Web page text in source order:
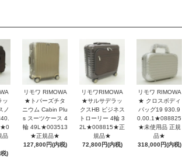
ッ
ノ
品
)
リモワ RIMOWA
★トパーズチタ
ニウム Cabin Plu
s スーツケース 4
輪 49L★003513
★正規品★
127,800円(内税)
リモワRIMOWA
★サルサデラッ
クスHB ビジネス
トローリー 4輪 3
2L★008815★正
規品★
72,800円(内税)
リモワ RIMOWA
★ クロスボディ
バッグ19 930.9
0.00.1★088825
★未使用品 正規
品★
318,000円(内税)